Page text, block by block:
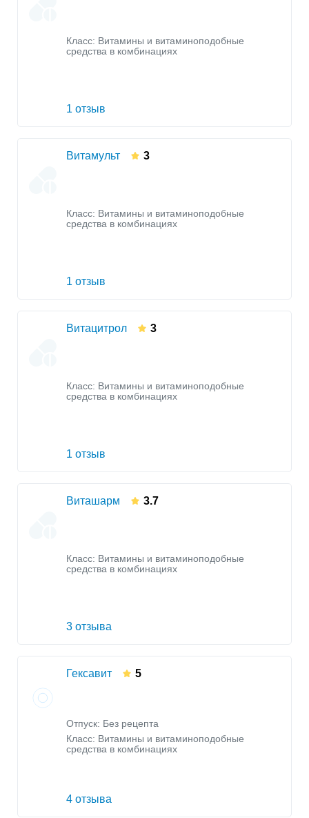
Класс: Витамины и витаминоподобные
средства в комбинациях
1 отзыв
Витамульт 3
Класс: Витамины и витаминоподобные
средства в комбинациях
1 отзыв
Витацитрол 3
Класс: Витамины и витаминоподобные
средства в комбинациях
1 отзыв
Виташарм 3.7
Класс: Витамины и витаминоподобные
средства в комбинациях
3 отзыва
Гексавит 5
Отпуск: Без рецепта
Класс: Витамины и витаминоподобные
средства в комбинациях
4 отзыва